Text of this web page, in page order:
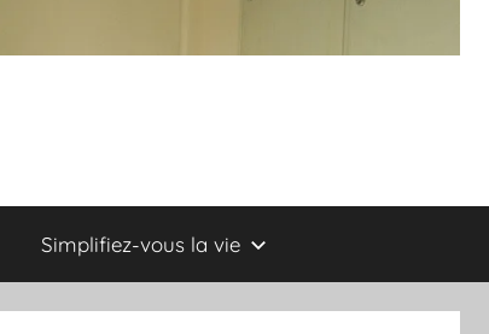
Simplifiez-vous la vie